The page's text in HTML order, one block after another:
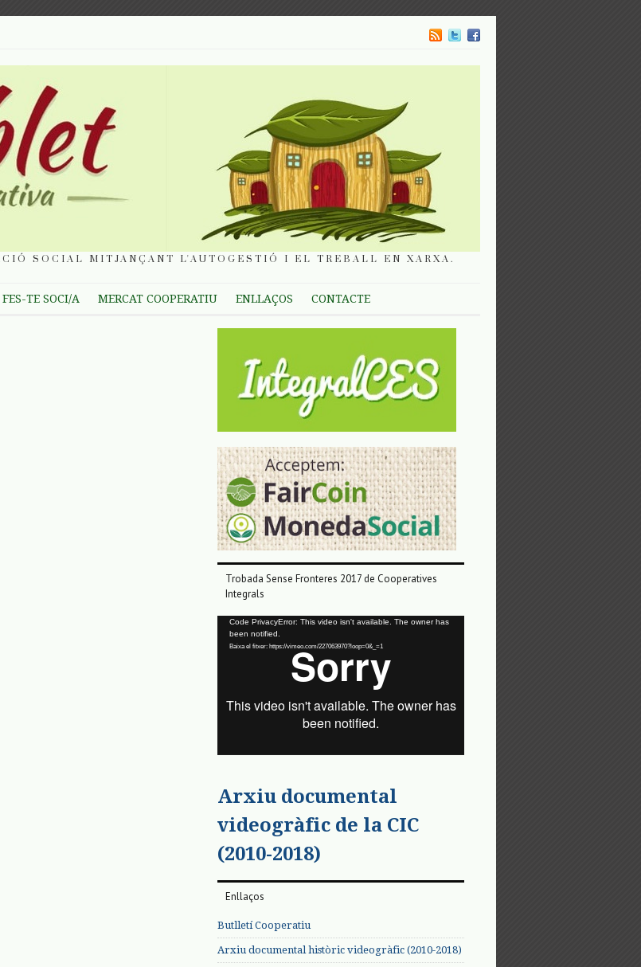
SOCIAL MITJANÇANT L'AUTOGESTIÓ I EL TREBALL EN XARXA.
FES-TE SOCI/A MERCAT COOPERATIU ENLLAÇOS CONTACTE
Trobada Sense Fronteres 2017 de Cooperatives
Integrals
Reproductor
vídeo
Code PrivacyError: This video isn't available. The owner has
been notified.
Baixa el fitxer: https://vimeo.com/227063970?loop=0&_=1
Arxiu documental
videogràfic de la CIC
(2010-2018)
Enllaços
Butlletí Cooperatiu
Arxiu documental històric videogràfic (2010-2018)